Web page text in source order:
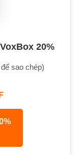
20%
sao chép)